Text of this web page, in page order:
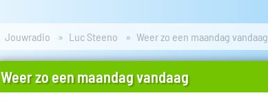
Jouwradio Luc Steeno Weer zo een maandag vandaag
Weer zo een maandag vandaag